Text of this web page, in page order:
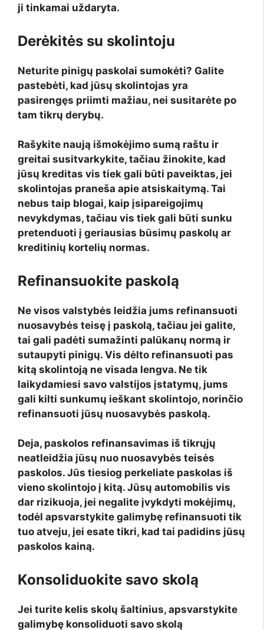
ji tinkamai uždaryta.
Derėkitės su skolintoju
Neturite pinigų paskolai sumokėti? Galite
pastebėti, kad jūsų skolintojas yra
pasirengęs priimti mažiau, nei susitarėte po
tam tikrų derybų.
Rašykite naują išmokėjimo sumą raštu ir
greitai susitvarkykite, tačiau žinokite, kad
jūsų kreditas vis tiek gali būti paveiktas, jei
skolintojas praneša apie atsiskaitymą. Tai
nebus taip blogai, kaip įsipareigojimų
nevykdymas, tačiau vis tiek gali būti sunku
pretenduoti į geriausias būsimų paskolų ar
kreditinių kortelių normas.
Refinansuokite paskolą
Ne visos valstybės leidžia jums refinansuoti
nuosavybės teisę į paskolą, tačiau jei galite,
tai gali padėti sumažinti palūkanų normą ir
sutaupyti pinigų. Vis dėlto refinansuoti pas
kitą skolintoją ne visada lengva. Ne tik
laikydamiesi savo valstijos įstatymų, jums
gali kilti sunkumų ieškant skolintojo, norinčio
refinansuoti jūsų nuosavybės paskolą.
Deja, paskolos refinansavimas iš tikrųjų
neatleidžia jūsų nuo nuosavybės teisės
paskolos. Jūs tiesiog perkeliate paskolas iš
vieno skolintojo į kitą. Jūsų automobilis vis
dar rizikuoja, jei negalite įvykdyti mokėjimų,
todėl apsvarstykite galimybę refinansuoti tik
tuo atveju, jei esate tikri, kad tai padidins jūsų
paskolos kainą.
Konsoliduokite savo skolą
Jei turite kelis skolų šaltinius, apsvarstykite
galimybę konsoliduoti savo skolą